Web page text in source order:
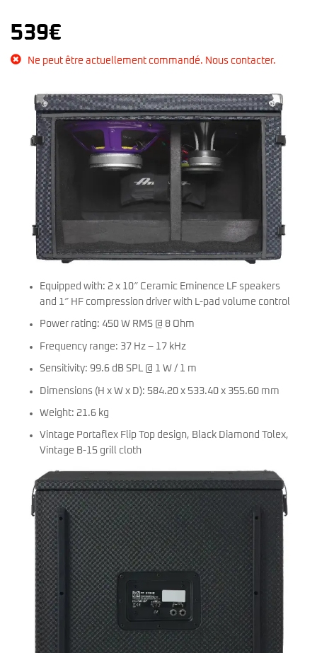
539€
Ne peut être actuellement commandé. Nous contacter.
Equipped with: 2 x 10″ Ceramic Eminence LF speakers
and 1″ HF compression driver with L-pad volume control
Power rating: 450 W RMS @ 8 Ohm
Frequency range: 37 Hz – 17 kHz
Sensitivity: 99.6 dB SPL @ 1 W / 1 m
Dimensions (H x W x D): 584.20 x 533.40 x 355.60 mm
Weight: 21.6 kg
Vintage Portaflex Flip Top design, Black Diamond Tolex,
Vintage B-15 grill cloth